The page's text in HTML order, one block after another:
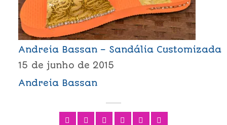
Andreia Bassan – Sandália Customizada
15 de junho de 2015
Andreia Bassan